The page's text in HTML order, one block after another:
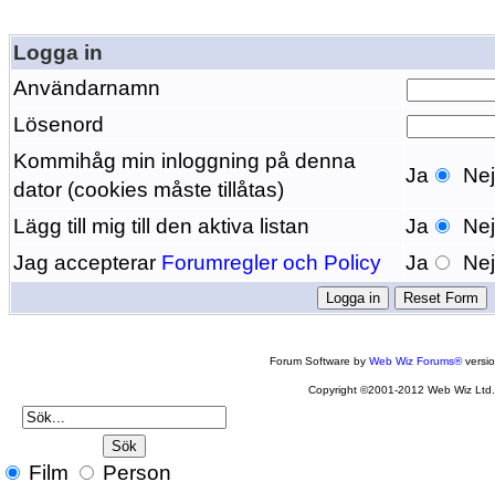
Logga in
Användarnamn
Lösenord
Kommihåg min inloggning på denna
dator (cookies måste tillåtas)
Ja Nej
Lägg till mig till den aktiva listan Ja
Nej
Jag accepterar Forumregler och Policy Ja Nej
Forum Software byWeb Wiz Forums®
Copyright ©2001-2012 Web Wiz Ltd.
Film Person